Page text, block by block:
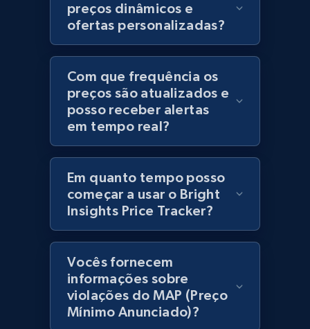
Best Buy products
URL, Product id, Title, Images, Final price,
Currency, Discount, Initial price, and more.
1.1K+ 149+ Comece agora
Best Buy products - Collect data on
products using specified keywords
URL, Product id, Title, Images, Final price,
Currency, Discount, Initial price, and more.
Lowes.com
preços dinâmicos e
ofertas personalizadas?
Com que frequência os
preços são atualizados e
posso receber alertas
em tempo real?
Em quanto tempo posso
começar a usar o Bright
Insights Price Tracker?
Vocês fornecem
informações sobre
violações do MAP (Preço
Mínimo Anunciado)?